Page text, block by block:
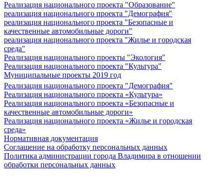
Реализация национального проекта "Образование"
реализация национального проекта "Демография"
реализация национального проекта "Безопасные и
качественные автомобильные дороги"
реализация национального проекта "Жилье и городская
среда"
Реализация национального проекты "Экология"
Реализация национального проекта "Культура"
Муниципальные проекты 2019 год
Реализация национального проекта "Демография"
Реализация национального проекта «Культура»
Реализация национального проекта «Безопасные и
качественные автомобильные дороги»
Реализация национального проекта «Жилье и городская
среда»
Нормативная документация
Соглашение на обработку персональных данных
Политика администрации города Владимира в отношении
обработки персональных данных